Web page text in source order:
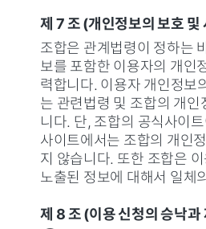
제 7 조 (개인정보의 보호 및
조합은 관계법령이 정하는
보를 포함한 이용자의 개인
력합니다. 이용자 개인정보
는 관련법령 및 조합의 개인
니다. 단, 조합의 공식사이
사이트에서는 조합의 개인
지 않습니다. 또한 조합은
노출된 정보에 대해서 일체
제 8 조 (이용 신청의 승낙과